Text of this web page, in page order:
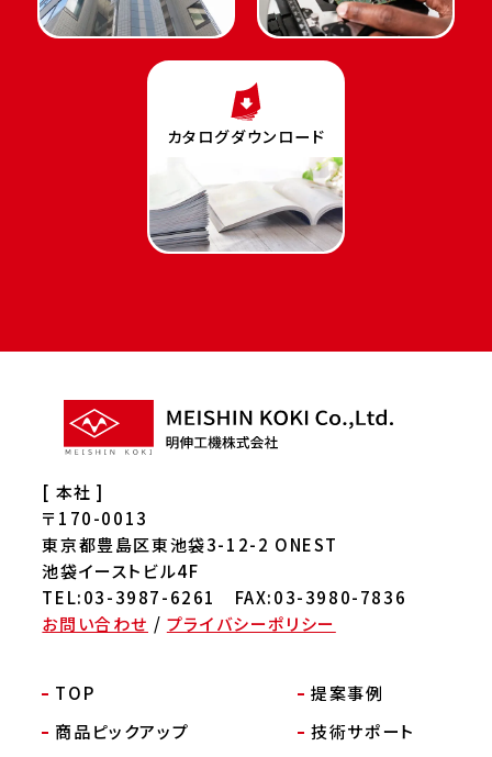
カタログダウンロード
[ 本社 ]
〒170-0013
東京都豊島区東池袋3-12-2 ONEST
池袋イーストビル4F
TEL:03-3987-6261 FAX:03-3980-7836
お問い合わせ / プライバシーポリシー
TOP
提案事例
商品ピックアップ
技術サポート